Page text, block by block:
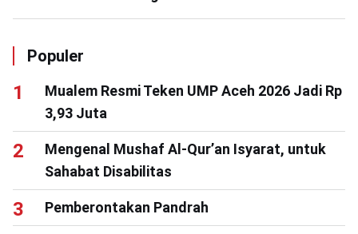
Populer
Mualem Resmi Teken UMP Aceh 2026 Jadi Rp
3,93 Juta
Mengenal Mushaf Al-Qur’an Isyarat, untuk
Sahabat Disabilitas
Pemberontakan Pandrah